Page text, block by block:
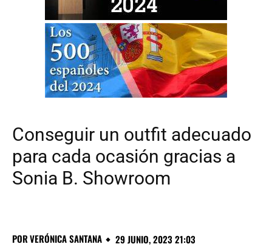
Conseguir un outfit adecuado
para cada ocasión gracias a
Sonia B. Showroom
PORVERÓNICA SANTANA 29 JUNIO, 2023 21:03